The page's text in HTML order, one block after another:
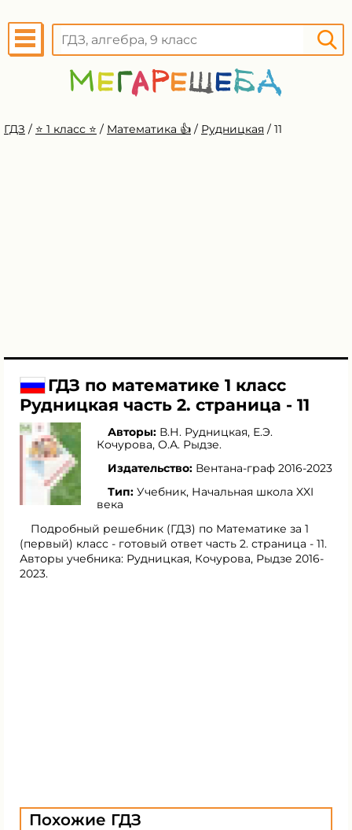
ГДЗ / ⭐️ 1 класс ⭐️ / Математика 👍 / Рудницкая / 11
ГДЗ по математике 1 класс
Рудницкая часть 2. страница - 11
Авторы: В.Н. Рудницкая, Е.Э.
Кочурова, О.А. Рыдзе.
Издательство: Вентана-граф 2016-2023
Тип: Учебник, Начальная школа XXI
века
Подробный решебник (ГДЗ) по Математике за 1
(первый) класс - готовый ответ часть 2. страница - 11.
Авторы учебника: Рудницкая, Кочурова, Рыдзе 2016-
2023.
Похожие ГДЗ